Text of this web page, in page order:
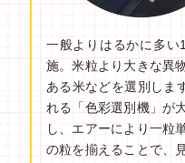
一般よりはるかに多
施。米粒より大きな異
ある米などを選別しま
れる「色彩選別機」が
し、エアーにより一粒
の粒を揃えることで、